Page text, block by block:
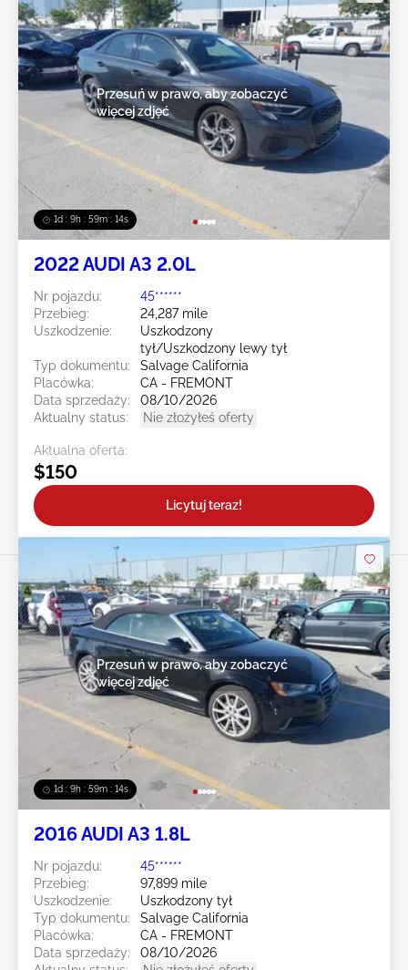
1d : 9h : 59m : 11s
Przesuń w prawo, aby zobaczyć
więcej zdjęć
2022 AUDI A3 2.0L
Nr pojazdu:
45******
Przebieg:
24,287 mile
Uszkodzenie:
Uszkodzony
tył/Uszkodzony lewy tył
Typ dokumentu:
Salvage California
Placówka:
CA - FREMONT
Data sprzedaży:
08/10/2026
Aktualny status:
Nie złożyłeś oferty
Aktualna oferta:
$150
Licytuj teraz!
1d : 9h : 59m : 11s
Przesuń w prawo, aby zobaczyć
więcej zdjęć
2016 AUDI A3 1.8L
Nr pojazdu:
45******
Przebieg:
97,899 mile
Uszkodzenie:
Uszkodzony tył
Typ dokumentu:
Salvage California
Placówka:
CA - FREMONT
Data sprzedaży:
08/10/2026